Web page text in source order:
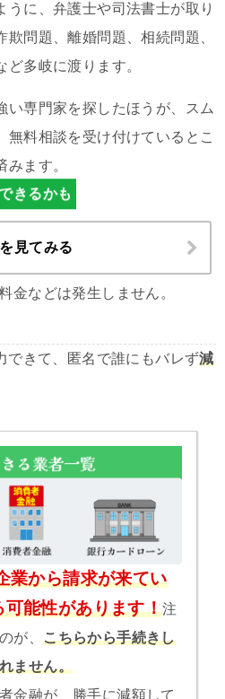
うに、弁護士や司法書士が取り
問題、離婚問題、相続問題、
多岐に渡ります。
い専門家を探したほうが、スム
無料相談を受け付けているとこ
ます。
きるかも
見てみる
金などは発生しません。
できて、匿名で誰にもバレず減
業から請求が来てい
能性があります！注
が、こちらから手続きし
ません。
金融が、勝手に減額して